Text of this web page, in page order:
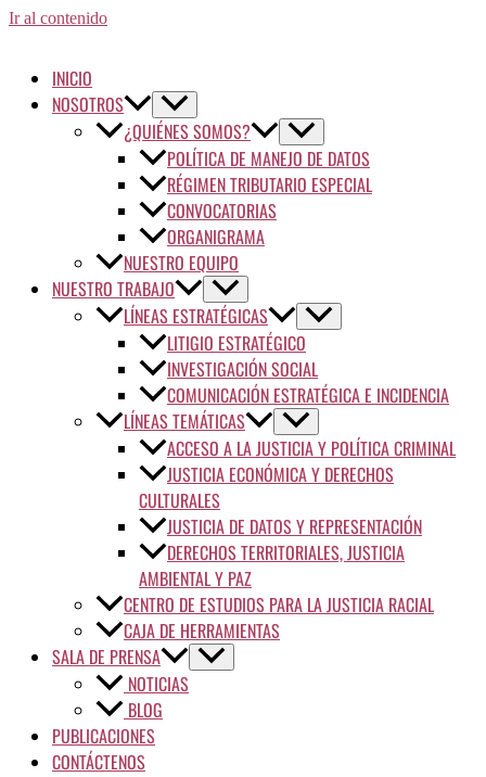
Ir al contenido
INICIO
NOSOTROS
¿QUIÉNES SOMOS?
POLÍTICA DE MANEJO DE DATOS
RÉGIMEN TRIBUTARIO ESPECIAL
CONVOCATORIAS
ORGANIGRAMA
NUESTRO EQUIPO
NUESTRO TRABAJO
LÍNEAS ESTRATÉGICAS
LITIGIO ESTRATÉGICO
INVESTIGACIÓN SOCIAL
COMUNICACIÓN ESTRATÉGICA E INCIDENCIA
LÍNEAS TEMÁTICAS
ACCESO A LA JUSTICIA Y POLÍTICA CRIMINAL
JUSTICIA ECONÓMICA Y DERECHOS
CULTURALES
JUSTICIA DE DATOS Y REPRESENTACIÓN
DERECHOS TERRITORIALES, JUSTICIA
AMBIENTAL Y PAZ
CENTRO DE ESTUDIOS PARA LA JUSTICIA RACIAL
CAJA DE HERRAMIENTAS
SALA DE PRENSA
NOTICIAS
BLOG
PUBLICACIONES
CONTÁCTENOS